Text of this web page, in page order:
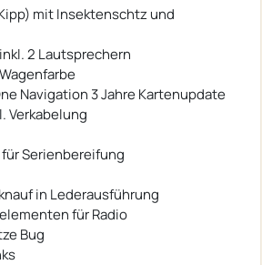
mit Insektenschtz und
2 Lautsprechern
Navigation 3 Jahre Kartenupdate
Verkabelung
Serienbereifung
in Lederausführung
für Radio
Bug